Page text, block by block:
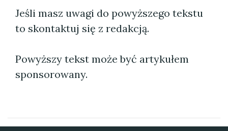
Jeśli masz uwagi do powyższego tekstu
to skontaktuj się z redakcją.
Powyższy tekst może być artykułem
sponsorowany.